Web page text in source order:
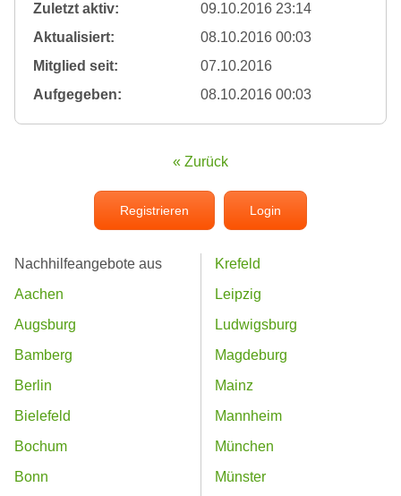
Zuletzt aktiv:
09.10.2016 23:14
Aktualisiert:
08.10.2016 00:03
Mitglied seit:
07.10.2016
Aufgegeben:
08.10.2016 00:03
« Zurück
Registrieren Login
Nachhilfeangebote aus
Aachen
Augsburg
Bamberg
Berlin
Bielefeld
Bochum
Bonn
Krefeld
Leipzig
Ludwigsburg
Magdeburg
Mainz
Mannheim
München
Münster